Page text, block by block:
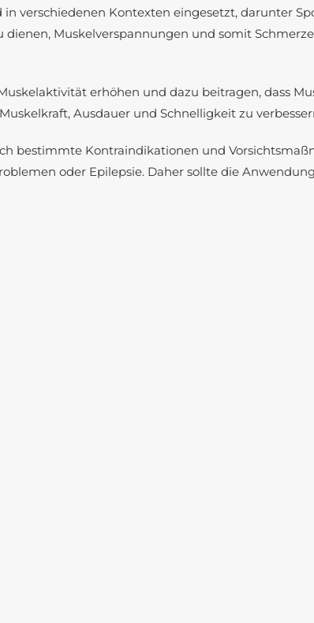
in verschiedenen Kontexten eingesetzt, darunter
dienen, Muskelverspannungen und somit
erhöhen und dazu beitragen, dass
Ausdauer und Schnelligkeit zu
bestimmte Kontraindikationen und
oder Epilepsie. Daher sollte die